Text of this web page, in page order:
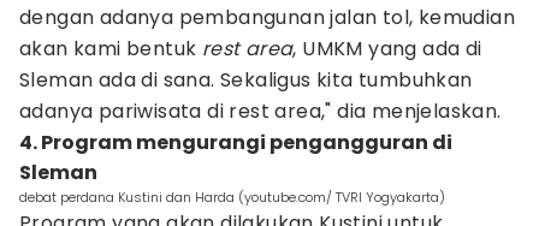
dengan adanya pembangunan jalan tol, kemudian
akan kami bentuk rest area, UMKM yang ada di
Sleman ada di sana. Sekaligus kita tumbuhkan
adanya pariwisata di rest area," dia menjelaskan.
4. Program mengurangi pengangguran di
Sleman
debat perdana Kustini dan Harda (youtube.com/ TVRI Yogyakarta)